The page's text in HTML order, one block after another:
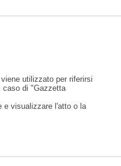
utilizzato per riferirsi
caso di "Gazzetta
e visualizzare l'atto o la